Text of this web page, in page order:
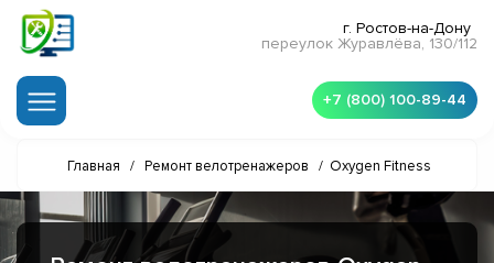
г. Ростов-на-Дону
переулок Журавлёва, 130/112
+7 (800) 100-89-44
Главная / Ремонт велотренажеров / Oxygen Fitness